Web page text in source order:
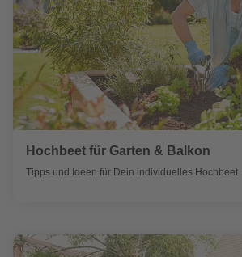
Hochbeet für Garten & Balkon
Tipps und Ideen für Dein individuelles Hochbeet